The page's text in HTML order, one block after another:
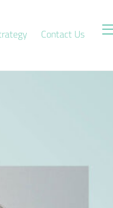
Contact Us